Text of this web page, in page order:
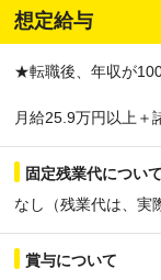
想定給与
★転職後、年収が
月給25.9万円以上＋
固定残業代について
なし（残業代は、実
賞与について